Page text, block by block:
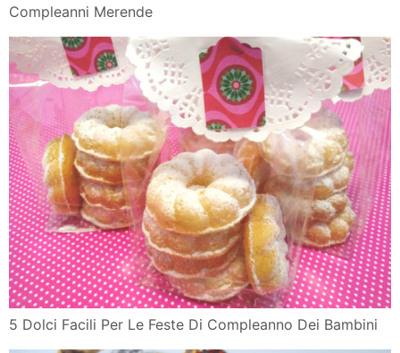
Compleanni Merende
5 Dolci Facili Per Le Feste Di Compleanno Dei Bambini